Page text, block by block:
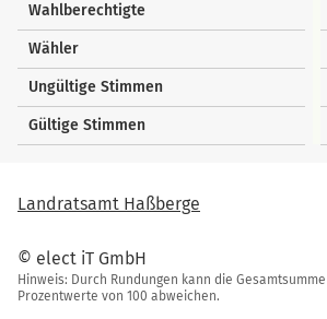
Wahlberechtigte
Wähler
Ungültige Stimmen
Gültige Stimmen
Landratsamt Haßberge
© elect iT GmbH
Hinweis: Durch Rundungen kann die
Prozentwerte von 100 abweichen.